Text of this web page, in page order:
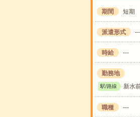
期間 短期
派遣形式
時給 ---
勤務地
駅/路線 新水
職種 ---